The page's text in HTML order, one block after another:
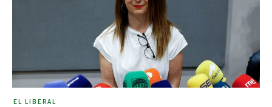
EL LIBERAL